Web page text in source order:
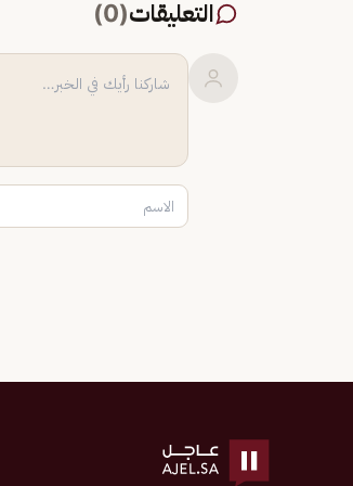
التعليقات(
0
)